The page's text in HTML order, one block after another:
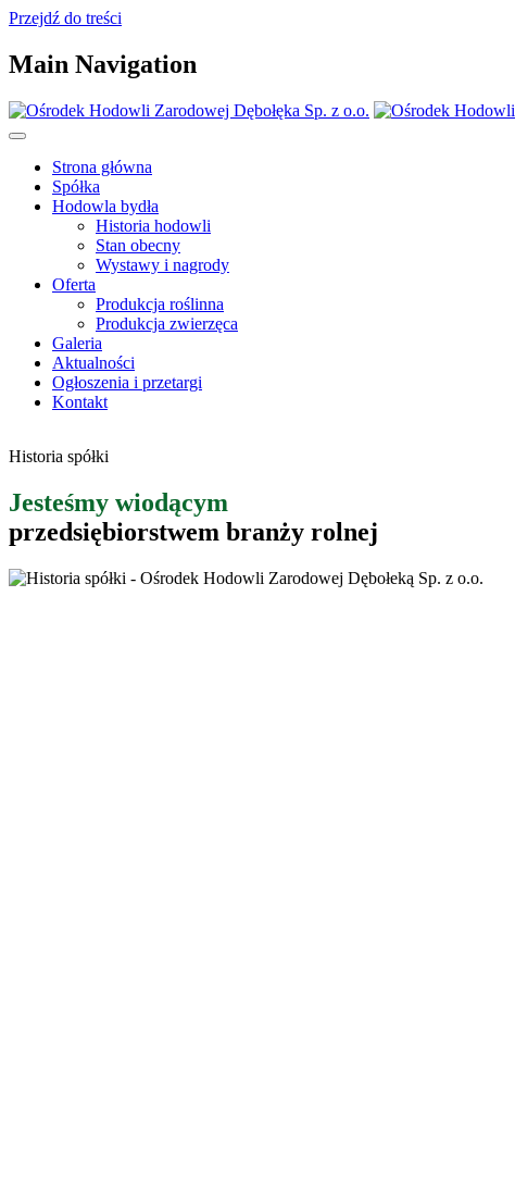
Przejdź do treści
Main Navigation
Strona główna
Spółka
Hodowla bydła
Historia hodowli
Stan obecny
Wystawy i nagrody
Oferta
Produkcja roślinna
Produkcja zwierzęca
Galeria
Aktualności
Ogłoszenia i przetargi
Kontakt
Historia spółki
Jesteśmy wiodącym
przedsiębiorstwem branży rolnej